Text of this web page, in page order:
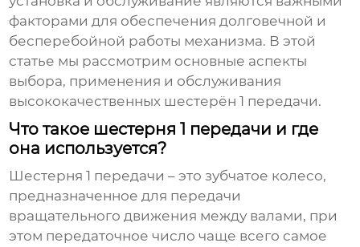
факторами для обеспечения долговечной и
бесперебойной работы механизма. В этой
статье мы рассмотрим основные аспекты
выбора, применения и обслуживания
высококачественных шестерён 1 передачи.
Что такое шестерня 1 передачи и где
она используется?
Шестерня 1 передачи – это зубчатое колесо,
предназначенное для передачи
вращательного движения между валами, при
этом передаточное число чаще всего самое